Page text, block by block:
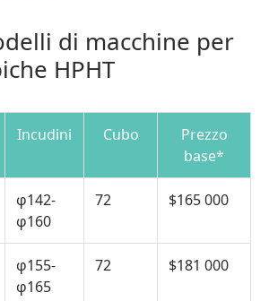
di macchine per
HPHT
Incudini Cubo
Prezzo
base*
φ142-
φ160
72 $165 000
φ155-
φ165
72 $181 000